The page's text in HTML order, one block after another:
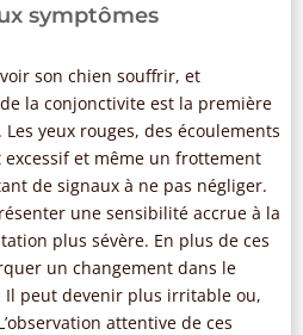
symptômes
son chien souffrir, et
de la conjonctivite est la première
yeux rouges, des écoulements
et même un frottement
de signaux à ne pas négliger.
une sensibilité accrue à la
plus sévère. En plus de ces
un changement dans le
Il peut devenir plus irritable ou,
attentive de ces